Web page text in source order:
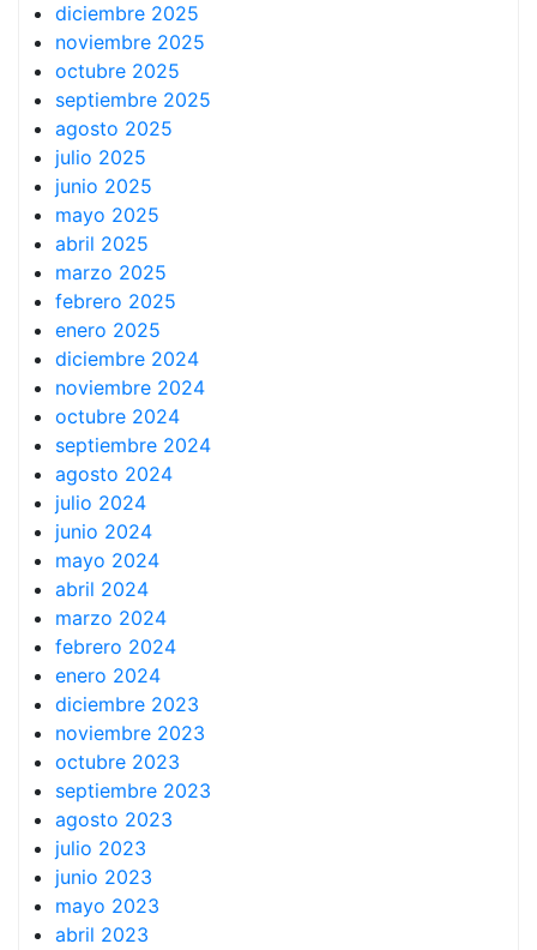
diciembre 2025
noviembre 2025
octubre 2025
septiembre 2025
agosto 2025
julio 2025
junio 2025
mayo 2025
abril 2025
marzo 2025
febrero 2025
enero 2025
diciembre 2024
noviembre 2024
octubre 2024
septiembre 2024
agosto 2024
julio 2024
junio 2024
mayo 2024
abril 2024
marzo 2024
febrero 2024
enero 2024
diciembre 2023
noviembre 2023
octubre 2023
septiembre 2023
agosto 2023
julio 2023
junio 2023
mayo 2023
abril 2023